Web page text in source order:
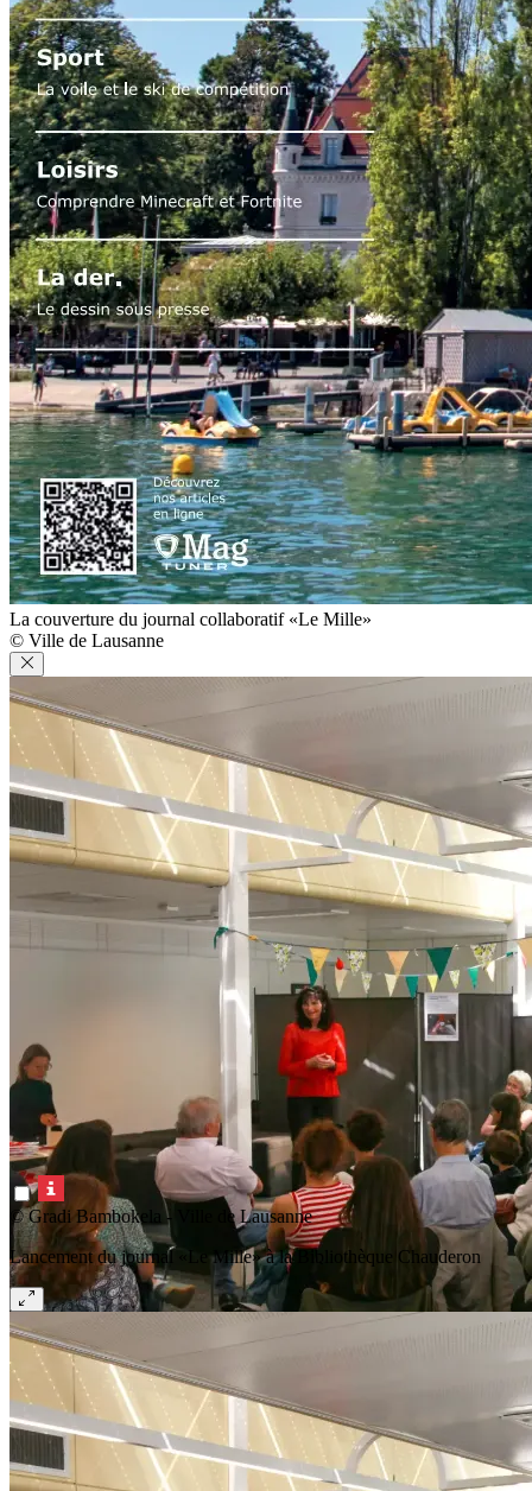
La couverture du journal collaboratif «Le Mille»
© Ville de Lausanne
© Gradi Bambokela - Ville de Lausanne
Lancement du journal «Le Mille» à la Bibliothèque Chauderon